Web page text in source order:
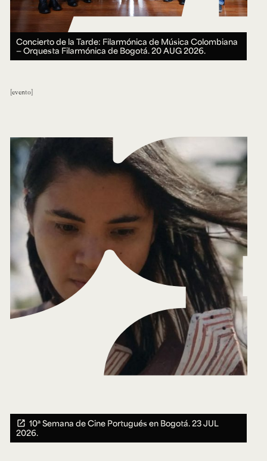
Concierto de la Tarde: Filarmónica de Música Colombiana
— Orquesta Filarmónica de Bogotá.20 AUG 2026.
evento
10ª Semana de Cine Portugués en Bogotá.23 JUL
2026.